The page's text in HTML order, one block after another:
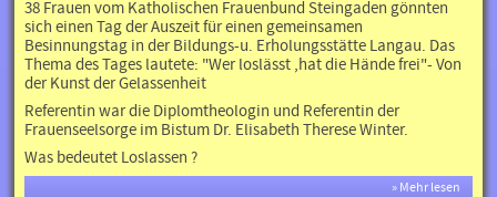
38 Frauen vom Katholischen Frauenbund Steingaden gönnten
sich einen Tag der Auszeit für einen gemeinsamen
Besinnungstag in der Bildungs-u. Erholungsstätte Langau. Das
Thema des Tages lautete: "Wer loslässt ,hat die Hände frei"- Von
der Kunst der Gelassenheit
Referentin war die Diplomtheologin und Referentin der
Frauenseelsorge im Bistum Dr. Elisabeth Therese Winter.
Was bedeutet Loslassen ?
» Mehr lesen